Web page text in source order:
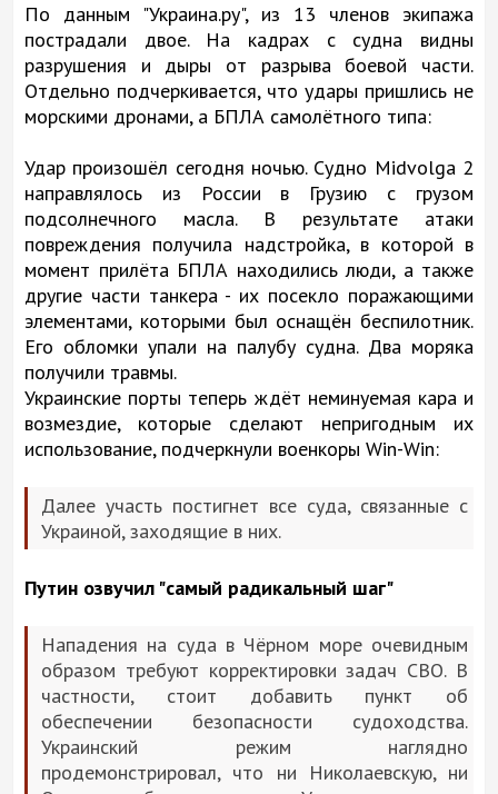
По данным "Украина.ру", из 13 членов экипажа
пострадали двое. На кадрах с судна видны
разрушения и дыры от разрыва боевой части.
Отдельно подчеркивается, что удары пришлись не
морскими дронами, а БПЛА самолётного типа:
Удар произошёл сегодня ночью. Судно Midvolga 2
направлялось из России в Грузию с грузом
подсолнечного масла. В результате атаки
повреждения получила надстройка, в которой в
момент прилёта БПЛА находились люди, а также
другие части танкера - их посекло поражающими
элементами, которыми был оснащён беспилотник.
Его обломки упали на палубу судна. Два моряка
получили травмы.
Украинские порты теперь ждёт неминуемая кара и
возмездие, которые сделают непригодным их
использование, подчеркнули военкоры Win-Win:
Далее участь постигнет все суда, связанные с
Украиной, заходящие в них.
Путин озвучил "самый радикальный шаг"
Нападения на суда в Чёрном море очевидным
образом требуют корректировки задач СВО. В
частности, стоит добавить пункт об
обеспечении безопасности судоходства.
Украинский режим наглядно
продемонстрировал, что ни Николаевскую, ни